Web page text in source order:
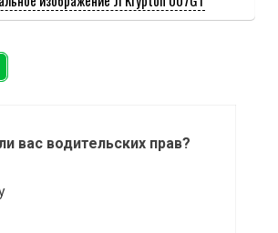
вас водительских прав?